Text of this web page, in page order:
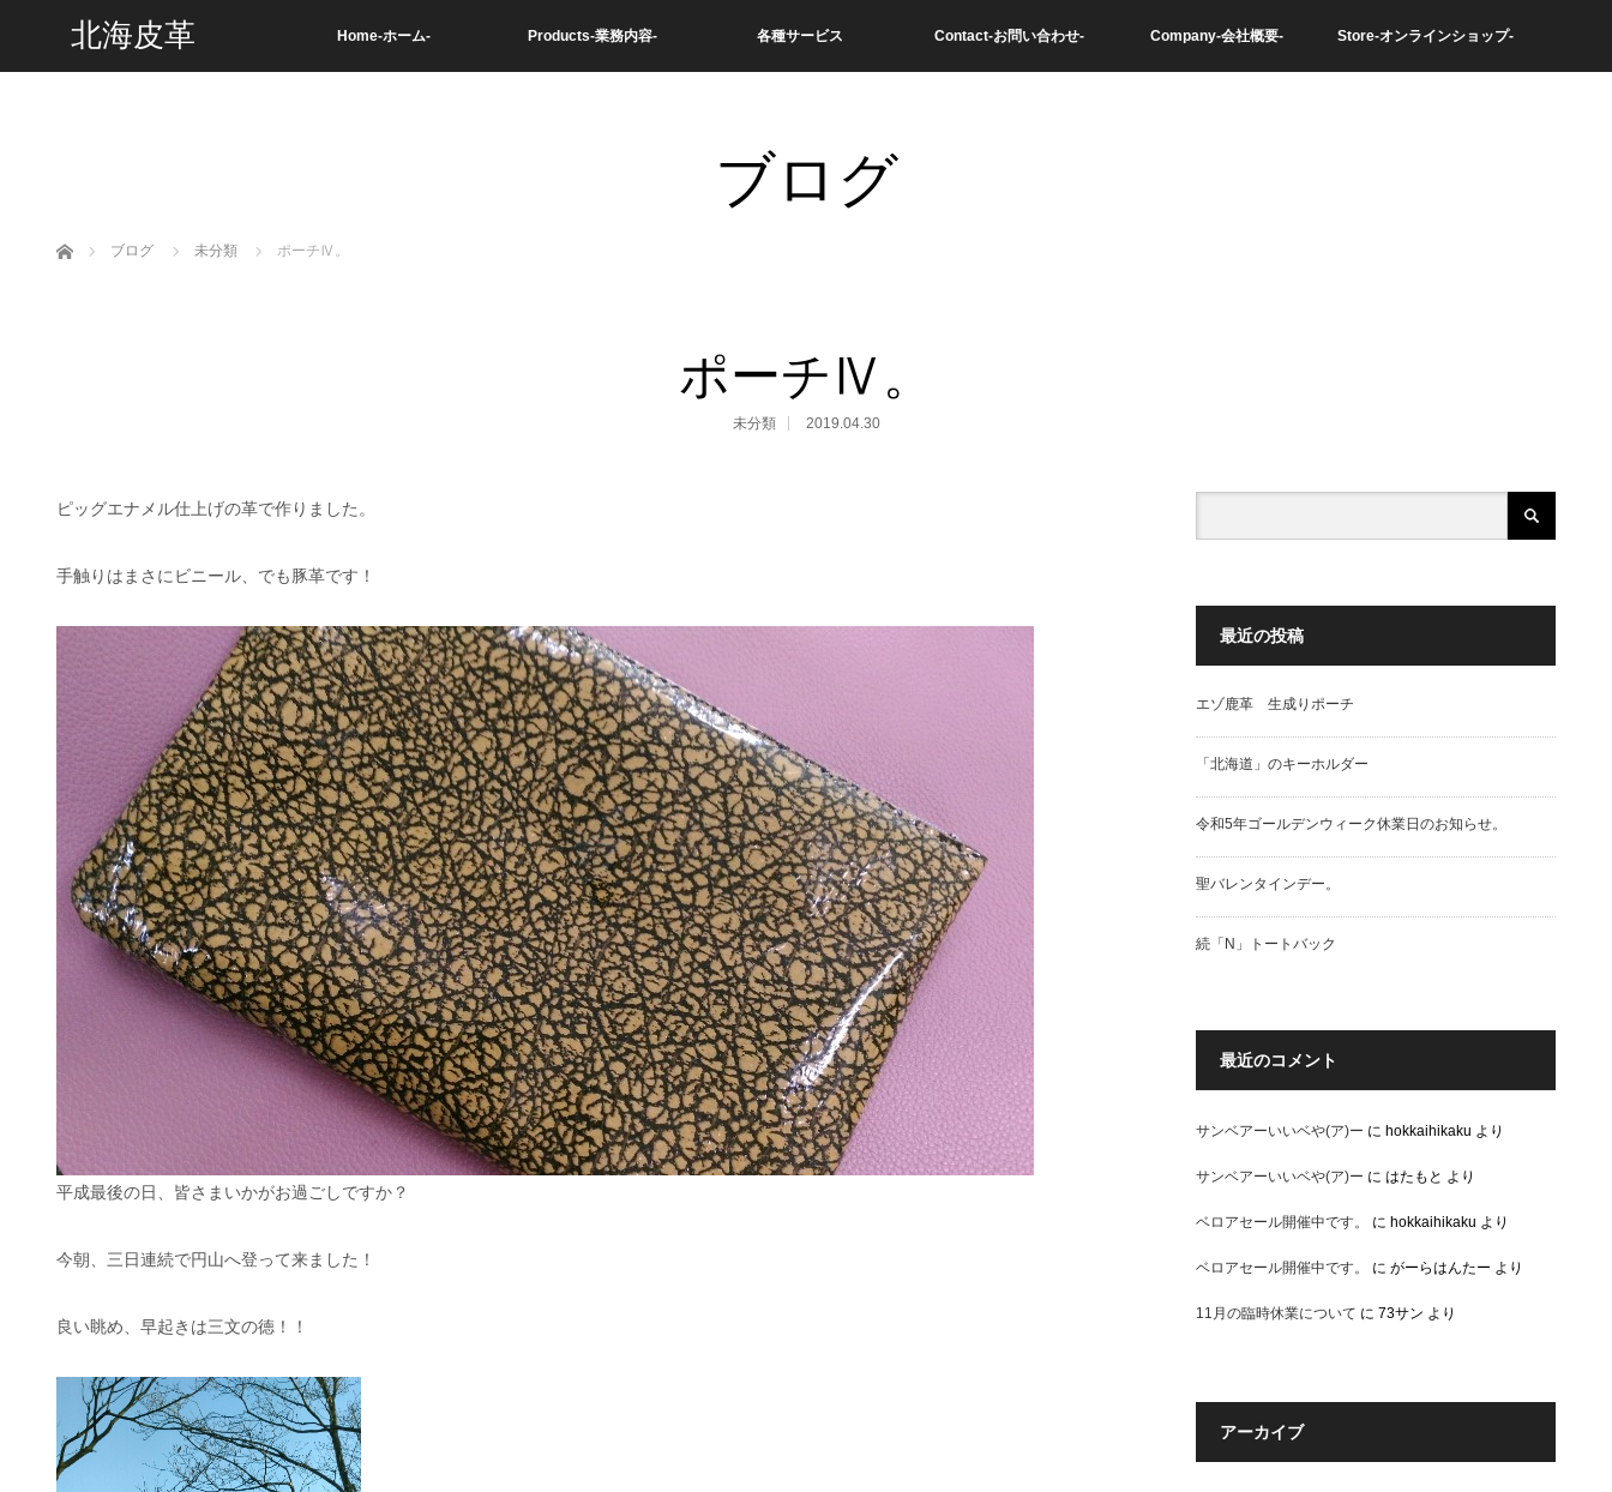
北海皮革 Home-ホーム- Products-業務内容- 各種サービス Contact-お問い合わせ- Company-会社概要- Store-オンラインショップ-
ブログ
ホーム ブログ 未分類 ポーチⅣ。
ポーチⅣ。
未分類 2019.04.30
ピッグエナメル仕上げの革で作りました。
手触りはまさにビニール、でも豚革です！
平成最後の日、皆さまいかがお過ごしですか？
今朝、三日連続で円山へ登って来ました！
良い眺め、早起きは三文の徳！！
最近の投稿
エゾ鹿革 生成りポーチ
「北海道」のキーホルダー
令和5年ゴールデンウィーク休業日のお知らせ。
聖バレンタインデー。
続「N」トートバック
最近のコメント
サンベアーいいベや(ア)ー に hokkaihikaku より
サンベアーいいベや(ア)ー に はたもと より
ベロアセール開催中です。 に hokkaihikaku より
ベロアセール開催中です。 に がーらはんたー より
11月の臨時休業について に 73サン より
アーカイブ